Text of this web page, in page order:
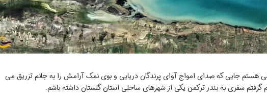
جایی که صدای امواج آوای پرندگان دریایی و بوی نمک آرامش را به جانم تزریق می
سفری به بندر ترکمن یکی از شهرهای ساحلی استان گلستان داشته باشم.